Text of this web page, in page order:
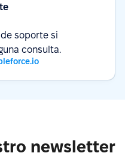
soporte si
consulta.
newsletter